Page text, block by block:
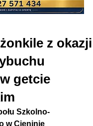
z okazji
getcie
Szkolno-
w Cieninie